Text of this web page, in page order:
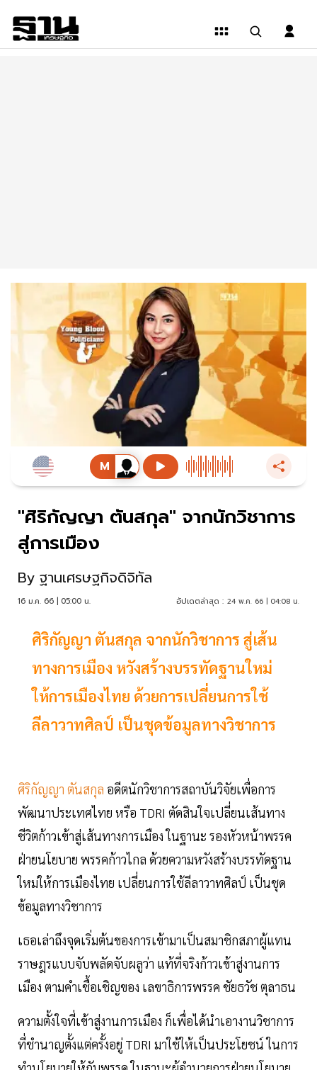
"ศิริกัญญา ตันสกุล" จากนักวิชาการ
สู่การเมือง
By ฐานเศรษฐกิจดิจิทัล
16 ม.ค. 66 | 05:00 น. อัปเดตล่าสุด : 24 พ.ค. 66 | 04:08 น.
ศิริกัญญา ตันสกุล จากนักวิชาการ สู่เส้น
ทางการเมือง หวังสร้างบรรทัดฐานใหม่
ให้การเมืองไทย ด้วยการเปลี่ยนการใช้
ลีลาวาทศิลป์ เป็นชุดข้อมูลทางวิชาการ
ศิริกัญญา ตันสกุล อดีตนักวิชาการสถาบันวิจัยเพื่อการ
พัฒนาประเทศไทย หรือ TDRI ตัดสินใจเปลี่ยนเส้นทาง
ชีวิตก้าวเข้าสู่เส้นทางการเมือง ในฐานะ รองหัวหน้าพรรค
ฝ่ายนโยบาย พรรคก้าวไกล ด้วยความหวังสร้างบรรทัดฐาน
ใหม่ให้การเมืองไทย เปลี่ยนการใช้ลีลาวาทศิลป์ เป็นชุด
ข้อมูลทางวิชาการ
เธอเล่าถึงจุดเริ่มต้นของการเข้ามาเป็นสมาชิกสภาผู้แทน
ราษฎรแบบจับพลัดจับผลูว่า แท้ที่จริงก้าวเข้าสู่งานการ
เมือง ตามคำเชื้อเชิญของ เลขาธิการพรรค ชัยธวัช ตุลาธน
ความตั้งใจที่เข้าสู่งานการเมือง ก็เพื่อได้นำเอางานวิชาการ
ที่ชำนาญตั้งแต่ครั้งอยู่ TDRI มาใช้ให้เป็นประโยชน์ ในการ